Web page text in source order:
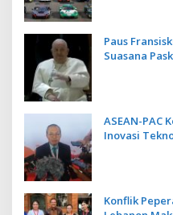
Paus
Suasana
ASEAN-PAC
Inovasi
Konflik